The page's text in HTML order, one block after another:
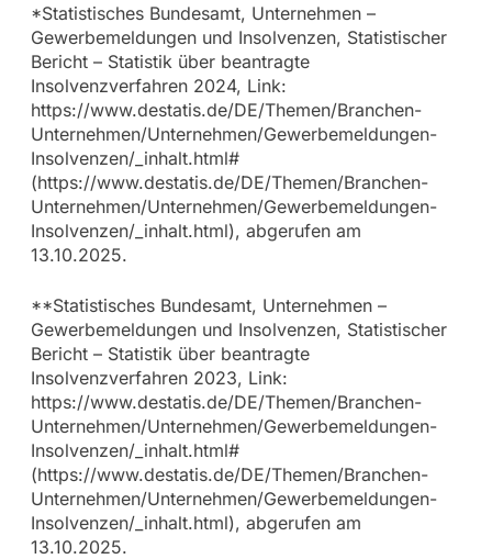
*Statistisches Bundesamt, Unternehmen –
Gewerbemeldungen und Insolvenzen, Statistischer
Bericht – Statistik über beantragte
Insolvenzverfahren 2024, Link:
https://www.destatis.de/DE/Themen/Branchen-
Unternehmen/Unternehmen/Gewerbemeldungen-
Insolvenzen/_inhalt.html#
(https://www.destatis.de/DE/Themen/Branchen-
Unternehmen/Unternehmen/Gewerbemeldungen-
Insolvenzen/_inhalt.html), abgerufen am
13.10.2025.
**Statistisches Bundesamt, Unternehmen –
Gewerbemeldungen und Insolvenzen, Statistischer
Bericht – Statistik über beantragte
Insolvenzverfahren 2023, Link:
https://www.destatis.de/DE/Themen/Branchen-
Unternehmen/Unternehmen/Gewerbemeldungen-
Insolvenzen/_inhalt.html#
(https://www.destatis.de/DE/Themen/Branchen-
Unternehmen/Unternehmen/Gewerbemeldungen-
Insolvenzen/_inhalt.html), abgerufen am
13.10.2025.